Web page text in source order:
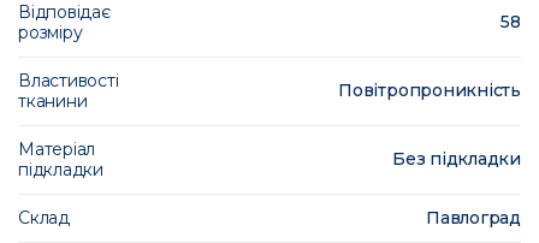
Відповідає
розміру
58
Властивості
тканини
Повітропроникність
Матеріал
підкладки
Без підкладки
Склад Павлоград